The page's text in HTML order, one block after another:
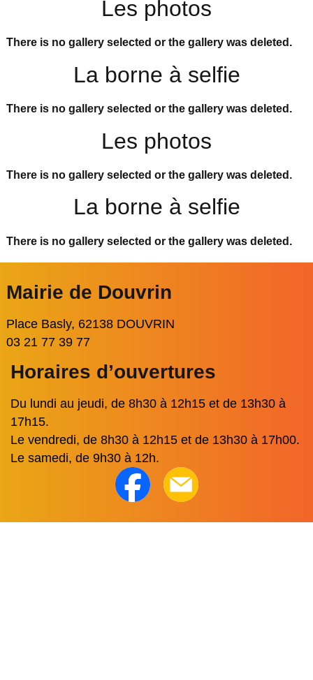
Les photos
There is no gallery selected or the gallery was deleted.
La borne à selfie
There is no gallery selected or the gallery was deleted.
Les photos
There is no gallery selected or the gallery was deleted.
La borne à selfie
There is no gallery selected or the gallery was deleted.
Mairie de Douvrin
Place Basly, 62138 DOUVRIN
03 21 77 39 77
Horaires d’ouvertures
Du lundi au jeudi, de 8h30 à 12h15 et de 13h30 à
17h15.
Le vendredi, de 8h30 à 12h15 et de 13h30 à 17h00.
Le samedi, de 9h30 à 12h.